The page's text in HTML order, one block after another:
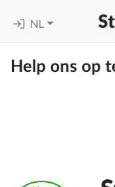
NL
Help ons op